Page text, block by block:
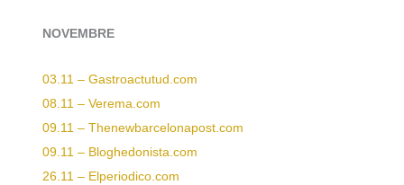
NOVEMBRE
03.11 – Gastroactutud.com
08.11 – Verema.com
09.11 – Thenewbarcelonapost.com
09.11 – Bloghedonista.com
26.11 – Elperiodico.com